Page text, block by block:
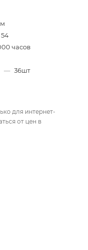
54
часов
— 36шт
для интернет-
от цен в